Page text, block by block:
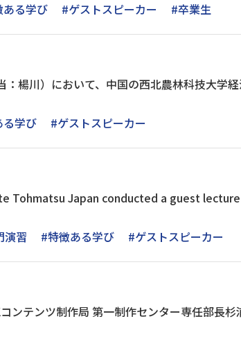
ある学び #ゲストスピーカー #卒業生
楊川）において、中国の西北農林科技大学
学び #ゲストスピーカー
Tohmatsu Japan conducted a guest
演習 #特徴ある学び #ゲストスピーカー
ンテンツ制作局 第一制作センター専任部長